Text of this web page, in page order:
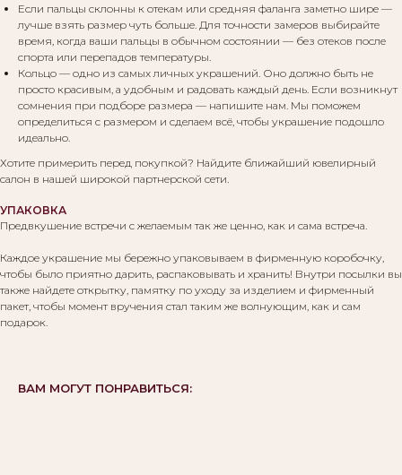
Если пальцы склонны к отекам или средняя фаланга заметно шире —
лучше взять размер чуть больше. Для точности замеров выбирайте
время, когда ваши пальцы в обычном состоянии — без отеков после
спорта или перепадов температуры.
Кольцо — одно из самых личных украшений. Оно должно быть не
просто красивым, а удобным и радовать каждый день. Если возникнут
сомнения при подборе размера — напишите нам. Мы поможем
определиться с размером и сделаем всё, чтобы украшение подошло
идеально.
Хотите примерить перед покупкой? Найдите ближайший ювелирный
салон в нашей широкой партнерской сети.
УПАКОВКА
Предвкушение встречи с желаемым так же ценно, как и сама встреча.
Каждое украшение мы бережно упаковываем в фирменную коробочку,
чтобы было приятно дарить, распаковывать и хранить! Внутри посылки вы
также найдете открытку, памятку по уходу за изделием и фирменный
пакет, чтобы момент вручения стал таким же волнующим, как и сам
подарок.
ВАМ МОГУТ ПОНРАВИТЬСЯ:
Вам могут понравиться: